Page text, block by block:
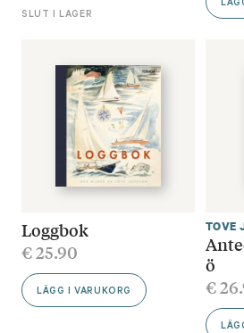
SLUT I LAGER
Loggbok
€25.90
LÄGG I VARUKORG
TOVE
ö
€